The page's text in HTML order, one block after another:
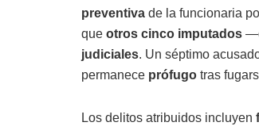
preventiva de la funcionaria
que otros cinco imputados
judiciales. Un séptimo
permanece prófugo tras
Los delitos atribuidos incluyen